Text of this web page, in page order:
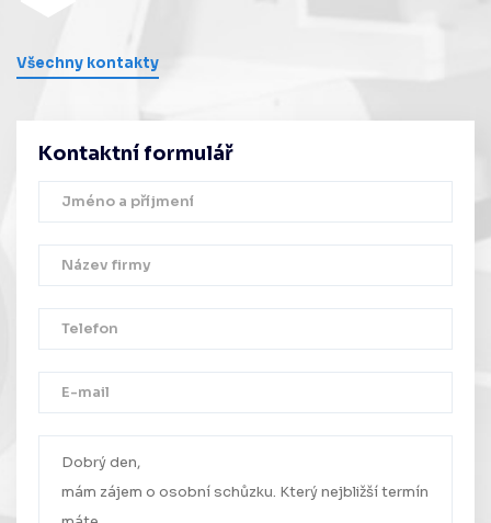
Všechny kontakty
Kontaktní formulář
Vaše zpráva byla úspěšně odeslána.